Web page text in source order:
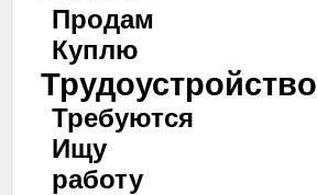
Продам
Куплю
Трудоустройство
Требуются
Ищу
работу